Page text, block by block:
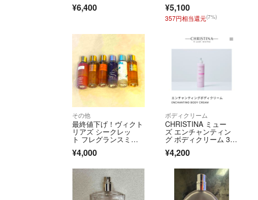
¥6,400 ¥5,100
357円相当還元(7%)
その他
最終値下げ！ヴィクト
リアズ シークレッ
ト フレグランスミス
ト
¥4,000
ボディクリーム
CHRISTINA ミュー
ズ エンチャンティン
グ ボディクリーム 30
0ml
¥4,200